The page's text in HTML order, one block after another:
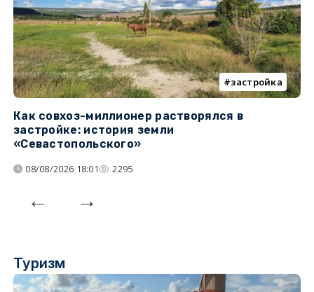
застройка
Как совхоз-миллионер растворялся в
застройке: история земли
«Севастопольского»
08/08/2026 18:01 2295
Туризм